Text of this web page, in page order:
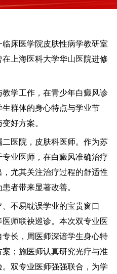
床医学院皮肤性病学教研室
上海医科大学华山医院进修
学工作，在青少年白癜风诊
群体的身心特点与学业节
好方案。
医院，皮肤科医师。作为苏
业医师，在白癜风准确治疗
尤其关注治疗过程的舒适性
者带来显著改善。
不易耽误学业的宝贵窗口
师联袂巡诊。本次双专业医
长，周医师深谙学生身心特
；施医师认真研究光疗与准
双专业医师强强联合，为学